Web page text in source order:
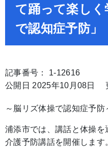
て踊って楽し
で認知症予防」
記事番号： 1-12616
公開日 2025年10月08日
～脳リズ体操で認知症予防
浦添市では、講話と体操
介護予防講話を開催します